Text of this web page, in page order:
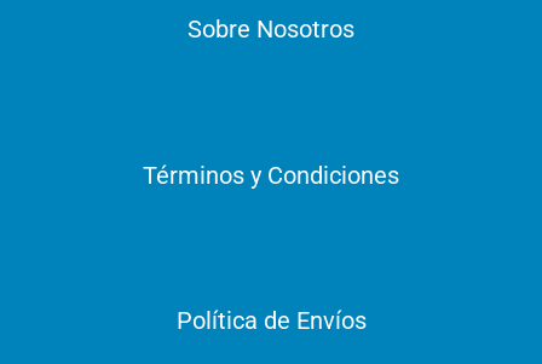
Sobre Nosotros
Términos y Condiciones
Política de Envíos